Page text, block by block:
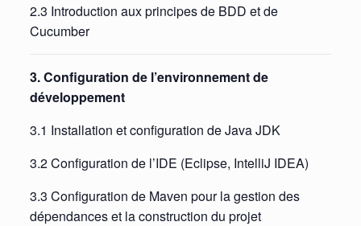
2.3 Introduction aux principes de BDD et de
Cucumber
3. Configuration de l’environnement de
développement
3.1 Installation et configuration de Java JDK
3.2 Configuration de l’IDE (Eclipse, IntelliJ IDEA)
3.3 Configuration de Maven pour la gestion des
dépendances et la construction du projet